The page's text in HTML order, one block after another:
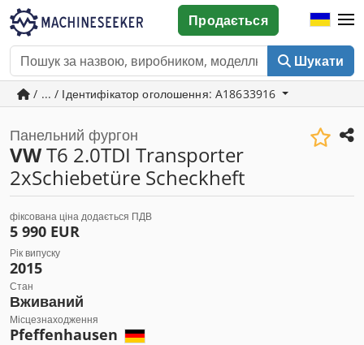
Шукати
Продається
/ ... / Ідентифікатор оголошення: A18633916
Панельний фургон
VWT6 2.0TDI Transporter
2xSchiebetüre Scheckheft
фіксована ціна додається ПДВ
5 990 EUR
Рік випуску
2015
Стан
Вживаний
Місцезнаходження
Pfeffenhausen